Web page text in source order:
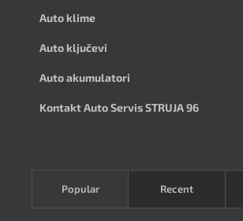
Auto klime
Auto ključevi
Auto akumulatori
Kontakt Auto Servis STRUJA 96
Popular Recent